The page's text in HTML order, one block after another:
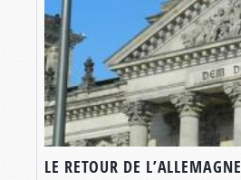
LE RETOUR DE L’ALLEMAGNE